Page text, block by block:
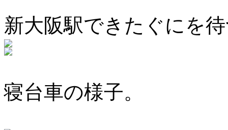
新大阪駅できたぐにを
寝台車の様子。